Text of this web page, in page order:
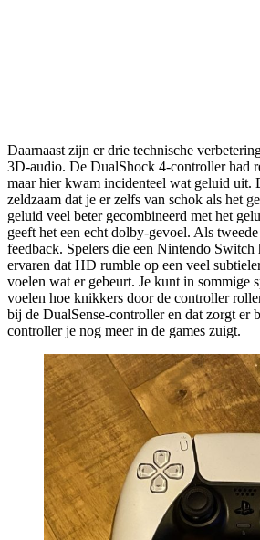
Daarnaast zijn er drie technische
3D-audio. De DualShock 4-controller had
maar hier kwam incidenteel wat geluid uit.
zeldzaam dat je er zelfs van schok als het
geluid veel beter gecombineerd met het
geeft het een echt dolby-gevoel. Als
feedback. Spelers die een Nintendo Switch
ervaren dat HD rumble op een veel
voelen wat er gebeurt. Je kunt in sommige
voelen hoe knikkers door de controller
bij de DualSense-controller en dat zorgt er
controller je nog meer in de games zuigt.